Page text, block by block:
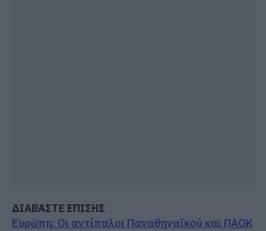
ΔΙΑΒΑΣΤΕ ΕΠΙΣΗΣ
Ευρώπη: Οι αντίπαλοι Παναθηναϊκού και ΠΑΟΚ